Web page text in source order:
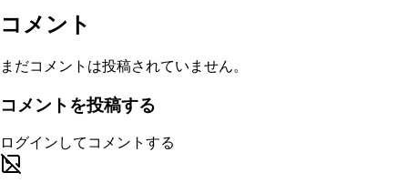
コメント
まだコメントは投稿されていません。
コメントを投稿する
ログインしてコメントする